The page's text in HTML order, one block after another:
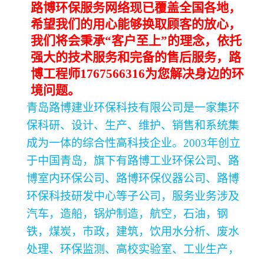
路博环保服务网络现已覆盖全国各地，
希望我们的用心能够换取顾客的放心，
我们将会秉承“客户至上”的理念，依托
强大的技术服务和完备的售后服务，路
博工程师1767566316为您解决身边的环
境问题。
青岛路博建业环保科技有限公司是一家集环
保科研、设计、生产、维护、销售和系统集
成为一体的综合性高科技企业。 2003年创立
于中国青岛，旗下有路博工业环保公司、路
博室内环保公司、路博环保仪器公司、路博
环保科技研发中心等子公司，服务业务涉及
汽车，造船，锅炉制造，航空，石油，钢
铁，煤炭，市政，建筑，饮用水分析、废水
处理、环保监测、高校实验室、工业生产，